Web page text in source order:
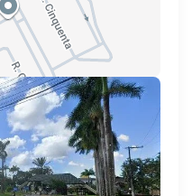
Leaflet